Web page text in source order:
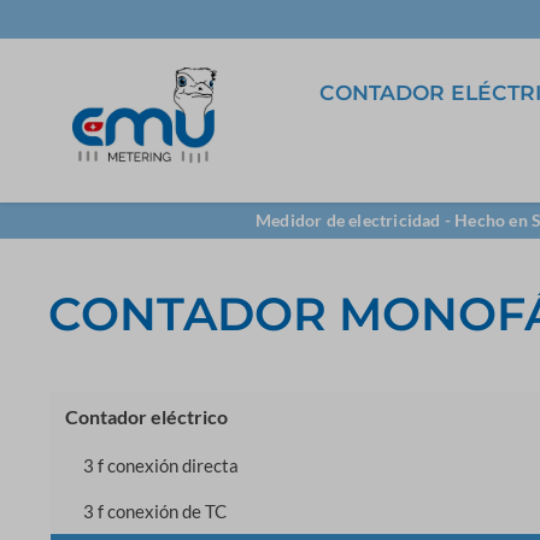
CONTADOR
3 f conexión directa
5A transformador
transformador
Software
Medidor de electricidad - Hecho en
CONTADOR
Contador eléctrico
3 f conexión directa
3 f conexión de TC